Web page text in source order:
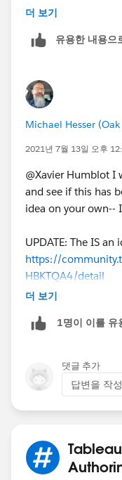
thanks,
더 보기
유용한 내용으
Michael Hesser
2021년 7월 13일 오후
@Xavier Humblot​ I
and see if this has
idea on your own--
UPDATE: The IS an
https://
HBKTQA4/detail
더 보기
1명이 이를 유
댓글 추가
답변을 작